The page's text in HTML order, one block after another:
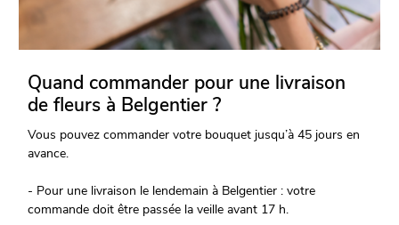
Quand commander pour une livraison
de fleurs à Belgentier ?
Vous pouvez commander votre bouquet jusqu’à 45 jours en
avance.
- Pour une livraison le lendemain à Belgentier : votre
commande doit être passée la veille avant 17 h.